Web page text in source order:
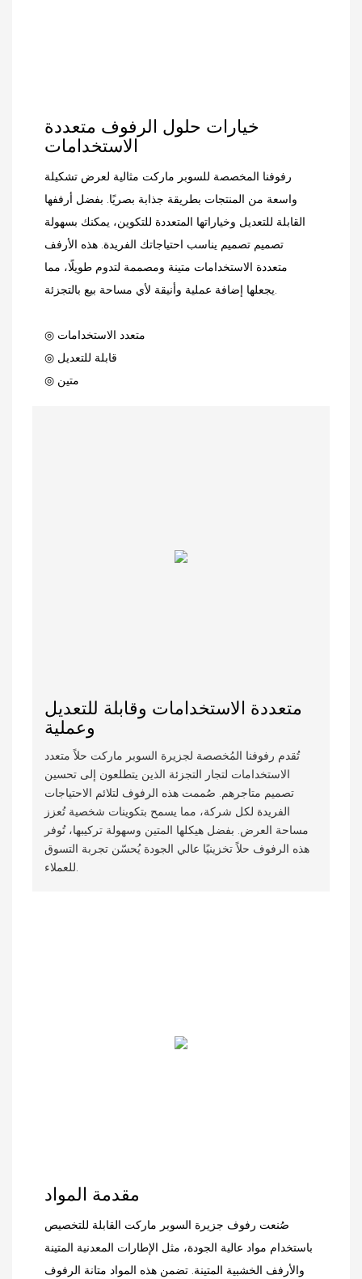
خيارات حلول الرفوف متعددة
الاستخدامات
رفوفنا المخصصة للسوبر ماركت مثالية لعرض تشكيلة
واسعة من المنتجات بطريقة جذابة بصريًا. بفضل أرففها
القابلة للتعديل وخياراتها المتعددة للتكوين، يمكنك بسهولة
تصميم تصميم يناسب احتياجاتك الفريدة. هذه الأرفف
متعددة الاستخدامات متينة ومصممة لتدوم طويلًا، مما
يجعلها إضافة عملية وأنيقة لأي مساحة بيع بالتجزئة.
◎ متعدد الاستخدامات
◎ قابلة للتعديل
◎ متين
متعددة الاستخدامات وقابلة للتعديل
وعملية
تُقدم رفوفنا المُخصصة لجزيرة السوبر ماركت حلاً متعدد
الاستخدامات لتجار التجزئة الذين يتطلعون إلى تحسين
تصميم متاجرهم. صُممت هذه الرفوف لتلائم الاحتياجات
الفريدة لكل شركة، مما يسمح بتكوينات شخصية تُعزز
مساحة العرض. بفضل هيكلها المتين وسهولة تركيبها، تُوفر
هذه الرفوف حلاً تخزينيًا عالي الجودة يُحسّن تجربة التسوق
للعملاء.
مقدمة المواد
صُنعت رفوف جزيرة السوبر ماركت القابلة للتخصيص
باستخدام مواد عالية الجودة، مثل الإطارات المعدنية المتينة
والأرفف الخشبية المتينة. تضمن هذه المواد متانة الرفوف